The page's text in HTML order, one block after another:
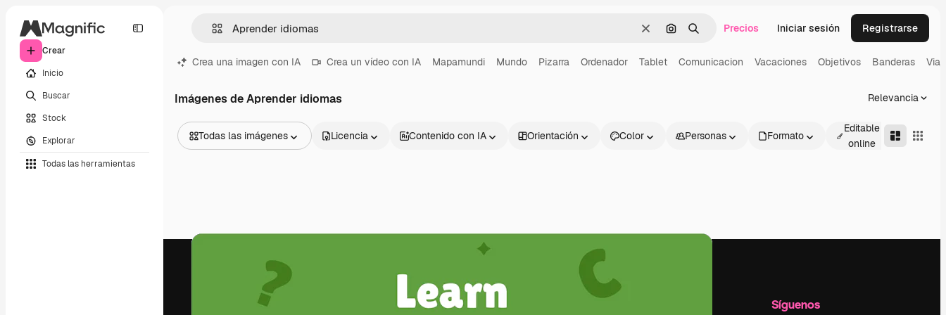
Crear
Inicio
Buscar
Stock
Explorar
Todas las herramientas
BorrarBuscar por imagen
BuscarPrecios Iniciar sesión Registrarse
Crea una imagen con IA Crea un vídeo con IA Mapamundi Mundo Pizarra Ordenador Tablet Comunicacion Vacaciones Objetivos Banderas
Imágenes de Aprender idiomas Relevancia
Todas las imágenes
Vídeos
Plantillas de vídeos
Licencia Contenido con IA Orientación Color Personas Formato
Editable
online
Productos Síguenos